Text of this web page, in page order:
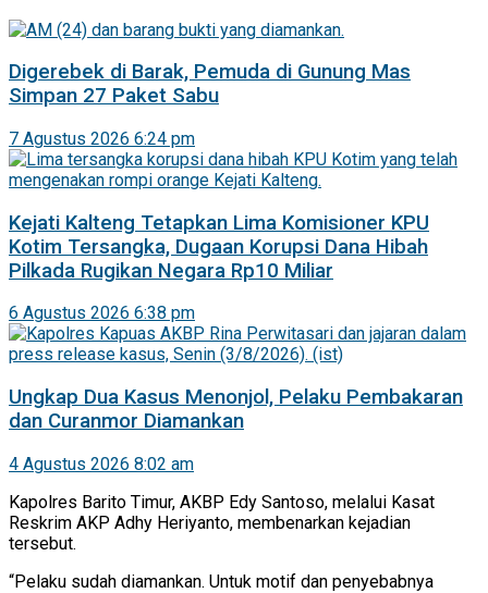
Digerebek di Barak, Pemuda di Gunung Mas
Simpan 27 Paket Sabu
7 Agustus 2026 6:24 pm
Kejati Kalteng Tetapkan Lima Komisioner KPU
Kotim Tersangka, Dugaan Korupsi Dana Hibah
Pilkada Rugikan Negara Rp10 Miliar
6 Agustus 2026 6:38 pm
Ungkap Dua Kasus Menonjol, Pelaku Pembakaran
dan Curanmor Diamankan
4 Agustus 2026 8:02 am
Kapolres Barito Timur, AKBP Edy Santoso, melalui Kasat
Reskrim AKP Adhy Heriyanto, membenarkan kejadian
tersebut.
“Pelaku sudah diamankan. Untuk motif dan penyebabnya